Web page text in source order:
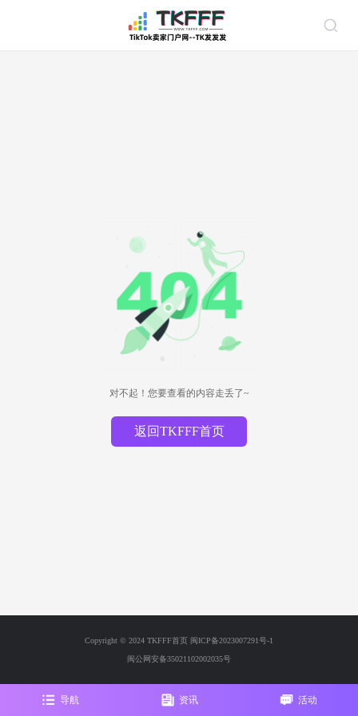
对不起！您要查看的内容走丢了~
返回TKFFF首页
Copyright © 2024 TKFFF首页 闽ICP备2023007291号-1
闽公网安备35021102002035号
导航 资讯 活动